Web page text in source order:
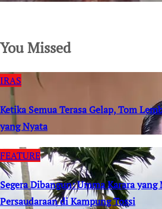
You Missed
IRAS
Ketika Semua Terasa Gelap, Tom
yang Nyata
FEATURE
Segera Dibangun: Umma Karara
Persaudaraan di Kampung Tossi